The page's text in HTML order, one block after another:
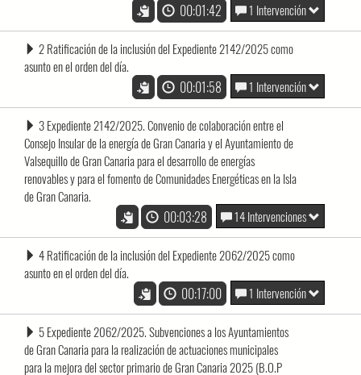
00:01:42 1 Intervención
2 Ratificación de la inclusión del Expediente 2142/2025 como
asunto en el orden del día.
00:01:58 1 Intervención
3 Expediente 2142/2025. Convenio de colaboración entre el
Consejo Insular de la energía de Gran Canaria y el Ayuntamiento de
Valsequillo de Gran Canaria para el desarrollo de energías
renovables y para el fomento de Comunidades Energéticas en la Isla
de Gran Canaria.
00:03:28 14 Intervenciones
4 Ratificación de la inclusión del Expediente 2062/2025 como
asunto en el orden del día.
00:17:00 1 Intervención
5 Expediente 2062/2025. Subvenciones a los Ayuntamientos
de Gran Canaria para la realización de actuaciones municipales
para la mejora del sector primario de Gran Canaria 2025 (B.O.P